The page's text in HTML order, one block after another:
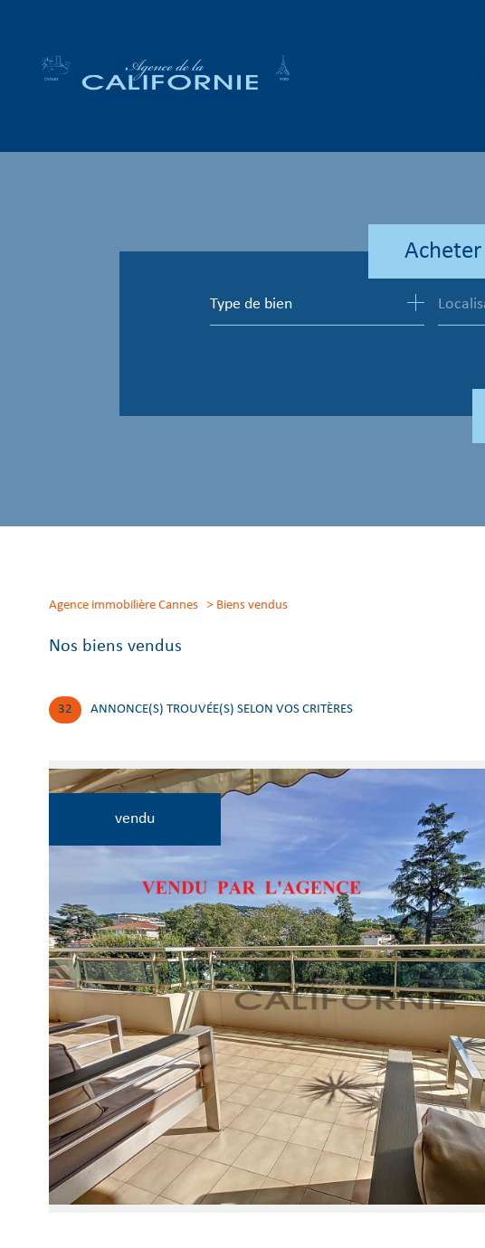
Acheter
de l'ancien
Type de bien
Agence immobilière Cannes biens vendus
Nos biens vendus
32 ANNONCE(S) TROUVÉE(S) SELON VOS CRITÈRES
vendu
Voir le
bien